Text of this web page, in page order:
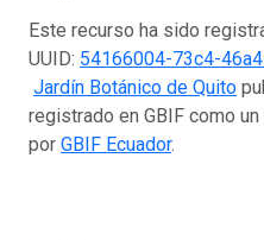
Este recurso ha sido
UUID: 54166004-73c4-
Jardín Botánico de Quito
registrado en GBIF como
por GBIF Ecuador.